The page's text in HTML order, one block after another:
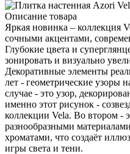
Описание товара
Яркая новинка – коллекция
сочными акцентами,
Глубокие цвета и
зонировать и визуально
Декоративные элементы
лет - геометрические узоры
случае - это узор,
именно этот рисунок -
коллекции Vela. Во втором -
разнообразными
хроматами, что создаёт
игры света и тени.